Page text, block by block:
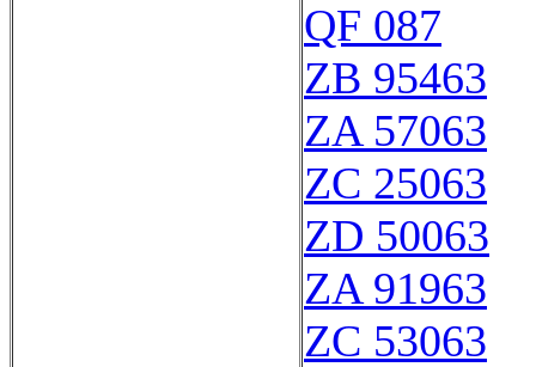
QF 087
ZB 95463
ZA 57063
ZC 25063
ZD 50063
ZA 91963
ZC 53063